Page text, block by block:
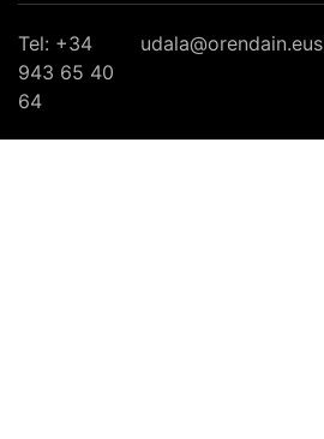
Tel: +34
943 65 40
64
udala@orendain.eus